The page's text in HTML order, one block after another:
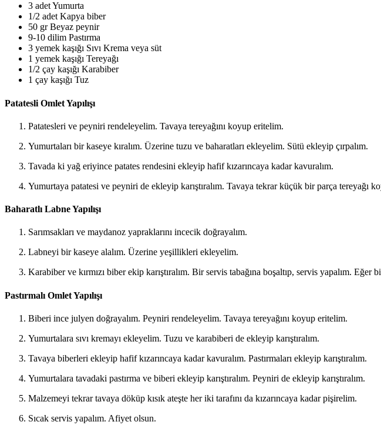
3 adet Yumurta
1/2 adet Kapya biber
50 gr Beyaz peynir
9-10 dilim Pastırma
3 yemek kaşığı Sıvı Krema veya süt
1 yemek kaşığı Tereyağı
1/2 çay kaşığı Karabiber
1 çay kaşığı Tuz
Patatesli Omlet Yapılışı
Patatesleri ve peyniri rendeleyelim. Tavaya tereyağını koyup eritelim.
Yumurtaları bir kaseye kıralım. Üzerine tuzu ve baharatları ekleyelim. Sütü ekleyip çırpalım.
Tavada ki yağ eriyince patates rendesini ekleyip hafif kızarıncaya kadar kavuralım.
Yumurtaya patatesi ve peyniri de ekleyip karıştıralım. Tavaya tekrar küçük bir parça tereyağı
Baharatlı Labne Yapılışı
Sarımsakları ve maydanoz yapraklarını incecik doğrayalım.
Labneyi bir kaseye alalım. Üzerine yeşillikleri ekleyelim.
Karabiber ve kırmızı biber ekip karıştıralım. Bir servis tabağına boşaltıp, servis yapalım.
Pastırmalı Omlet Yapılışı
Biberi ince julyen doğrayalım. Peyniri rendeleyelim. Tavaya tereyağını koyup eritelim.
Yumurtalara sıvı kremayı ekleyelim. Tuzu ve karabiberi de ekleyip karıştıralım.
Tavaya biberleri ekleyip hafif kızarıncaya kadar kavuralım. Pastırmaları ekleyip karıştıralım.
Yumurtalara tavadaki pastırma ve biberi ekleyip karıştıralım. Peyniri de ekleyip karıştıralım.
Malzemeyi tekrar tavaya döküp kısık ateşte her iki tarafını da kızarıncaya kadar pişirelim.
Sıcak servis yapalım. Afiyet olsun.